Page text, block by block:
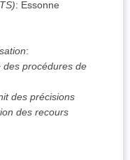
: Essonne
:
procédures de
des précisions
des recours